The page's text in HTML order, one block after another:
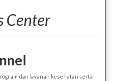
Center
dan layanan kesehatan serta